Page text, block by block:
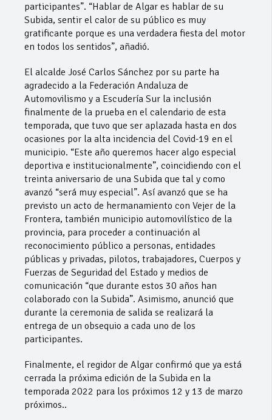
participantes”. “Hablar de Algar es hablar de su
Subida, sentir el calor de su público es muy
gratificante porque es una verdadera fiesta del motor
en todos los sentidos”, añadió.
El alcalde José Carlos Sánchez por su parte ha
agradecido a la Federación Andaluza de
Automovilismo y a Escudería Sur la inclusión
finalmente de la prueba en el calendario de esta
temporada, que tuvo que ser aplazada hasta en dos
ocasiones por la alta incidencia del Covid-19 en el
municipio. “Este año queremos hacer algo especial
deportiva e institucionalmente”, coincidiendo con el
treinta aniversario de una Subida que tal y como
avanzó “será muy especial”. Así avanzó que se ha
previsto un acto de hermanamiento con Vejer de la
Frontera, también municipio automovilístico de la
provincia, para proceder a continuación al
reconocimiento público a personas, entidades
públicas y privadas, pilotos, trabajadores, Cuerpos y
Fuerzas de Seguridad del Estado y medios de
comunicación “que durante estos 30 años han
colaborado con la Subida”. Asimismo, anunció que
durante la ceremonia de salida se realizará la
entrega de un obsequio a cada uno de los
participantes.
Finalmente, el regidor de Algar confirmó que ya está
cerrada la próxima edición de la Subida en la
temporada 2022 para los próximos 12 y 13 de marzo
próximos..